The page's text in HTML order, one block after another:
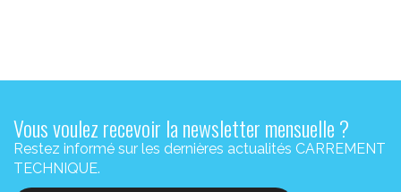
Vous voulez recevoir la newsletter mensuelle ?
Restez informé sur les dernières actualités CARREMENT
TECHNIQUE.